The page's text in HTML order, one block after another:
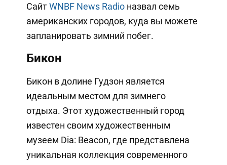
СайтWNBF News Radioназвал семь
американских городов, куда вы можете
запланировать зимний побег.
Бикон
Бикон в долине Гудзон является
идеальным местом для зимнего
отдыха. Этот художественный город
известен своим художественным
музеем Dia: Beacon, где представлена
уникальная коллекция современного